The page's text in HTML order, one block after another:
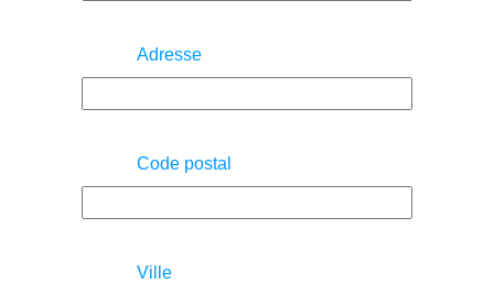
Adresse
Code postal
Ville